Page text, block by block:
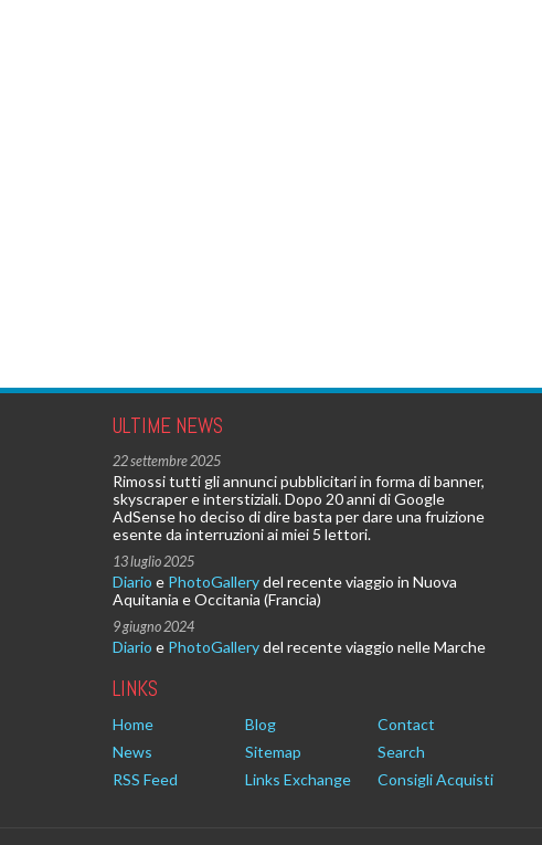
ULTIME NEWS
22 settembre 2025
Rimossi tutti gli annunci pubblicitari in forma di banner,
skyscraper e interstiziali. Dopo 20 anni di Google
AdSense ho deciso di dire basta per dare una fruizione
esente da interruzioni ai miei 5 lettori.
13 luglio 2025
Diario e PhotoGallerydel recente viaggio in Nuova
Aquitania e Occitania (Francia)
9 giugno 2024
Diario e PhotoGallerydel recente viaggio nelle Marche
LINKS
Home Blog
Contact
News
Sitemap
Search
RSS Feed
Links Exchange Consigli Acquisti